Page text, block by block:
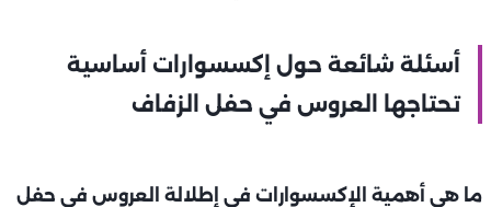
أسئلة شائعة حول إكسسوارات أساسية
تحتاجها العروس في حفل الزفاف
ما هي أهمية الإكسسوارات في إطلالة العروس في حفل